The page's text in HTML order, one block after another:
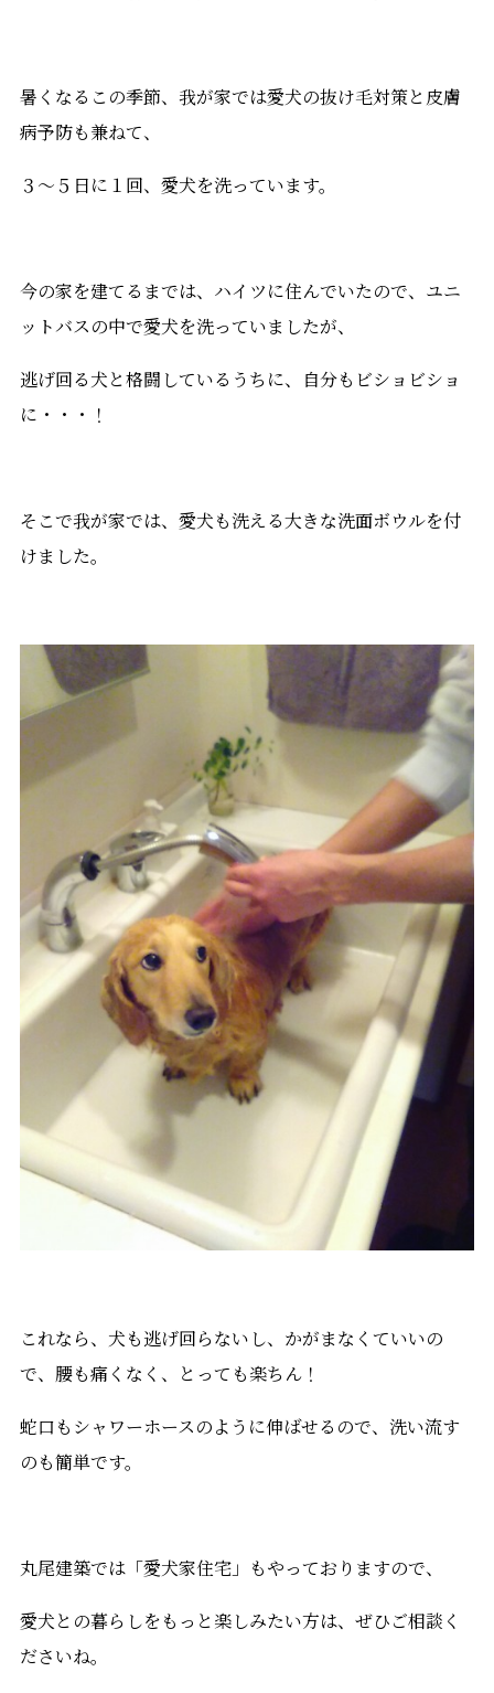
暑くなるこの季節、我が家では愛犬の抜け毛対策と皮膚
病予防も兼ねて、
３～５日に１回、愛犬を洗っています。
今の家を建てるまでは、ハイツに住んでいたので、ユニ
ットバスの中で愛犬を洗っていましたが、
逃げ回る犬と格闘しているうちに、自分もビショビショ
に・・・！
そこで我が家では、愛犬も洗える大きな洗面ボウルを付
けました。
これなら、犬も逃げ回らないし、かがまなくていいの
で、腰も痛くなく、とっても楽ちん！
蛇口もシャワーホースのように伸ばせるので、洗い流す
のも簡単です。
丸尾建築では「愛犬家住宅」もやっておりますので、
愛犬との暮らしをもっと楽しみたい方は、ぜひご相談く
ださいね。